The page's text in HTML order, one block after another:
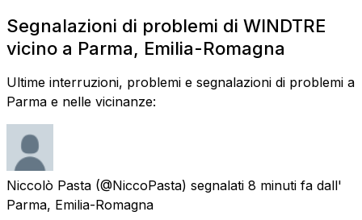
Segnalazioni di problemi di WINDTRE
vicino a Parma, Emilia-Romagna
Ultime interruzioni, problemi e segnalazioni di problemi a
Parma e nelle vicinanze:
Niccolò Pasta (@NiccoPasta) segnalati 8 minuti fa dall'
Parma, Emilia-Romagna